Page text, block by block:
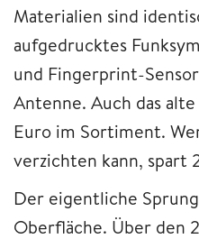
Materialien sind
aufgedrucktes
und Fingerprint-
Antenne. Auch das
Euro im Sortiment.
verzichten kann, spart
Der eigentliche
Oberfläche. Über